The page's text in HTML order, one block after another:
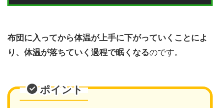
布団に入ってから体温が上手に下がっていくことによ
り、体温が落ちていく過程で眠くなるのです。
ポイント